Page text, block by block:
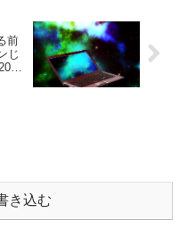
前
じ
き込む